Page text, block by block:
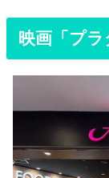
映画「プ